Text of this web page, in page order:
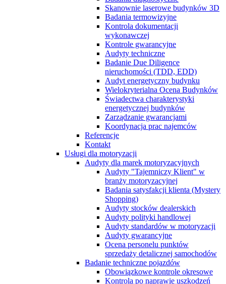
Skanownie laserowe budynków 3D
Badania termowizyjne
Kontrola dokumentacji
wykonawczej
Kontrole gwarancyjne
Audyty techniczne
Badanie Due Diligence
nieruchomości (TDD, EDD)
Audyt energetyczny budynku
Wielokryterialna Ocena Budynków
Świadectwa charakterystyki
energetycznej budynków
Zarządzanie gwarancjami
Koordynacja prac najemców
Referencje
Kontakt
Usługi dla motoryzacji
Audyty dla marek motoryzacyjnych
Audyty "Tajemniczy Klient" w
branży motoryzacyjnej
Badania satysfakcji klienta (Mystery
Shopping)
Audyty stocków dealerskich
Audyty polityki handlowej
Audyty standardów w motoryzacji
Audyty gwarancyjne
Ocena personelu punktów
sprzedaży detalicznej samochodów
Badanie techniczne pojazdów
Obowiązkowe kontrole okresowe
Kontrola po naprawie uszkodzeń